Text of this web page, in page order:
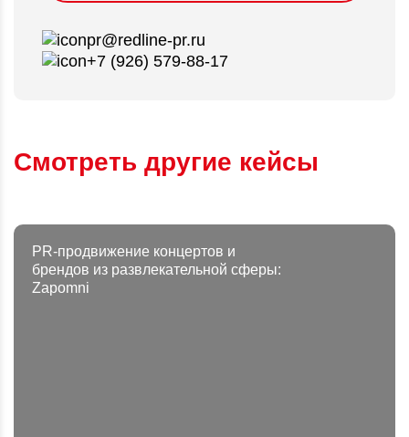
pr@redline-pr.ru
+7 (926) 579-88-17
Смотреть другие кейсы
PR-продвижение концертов и
брендов из развлекательной сферы:
Zapomni